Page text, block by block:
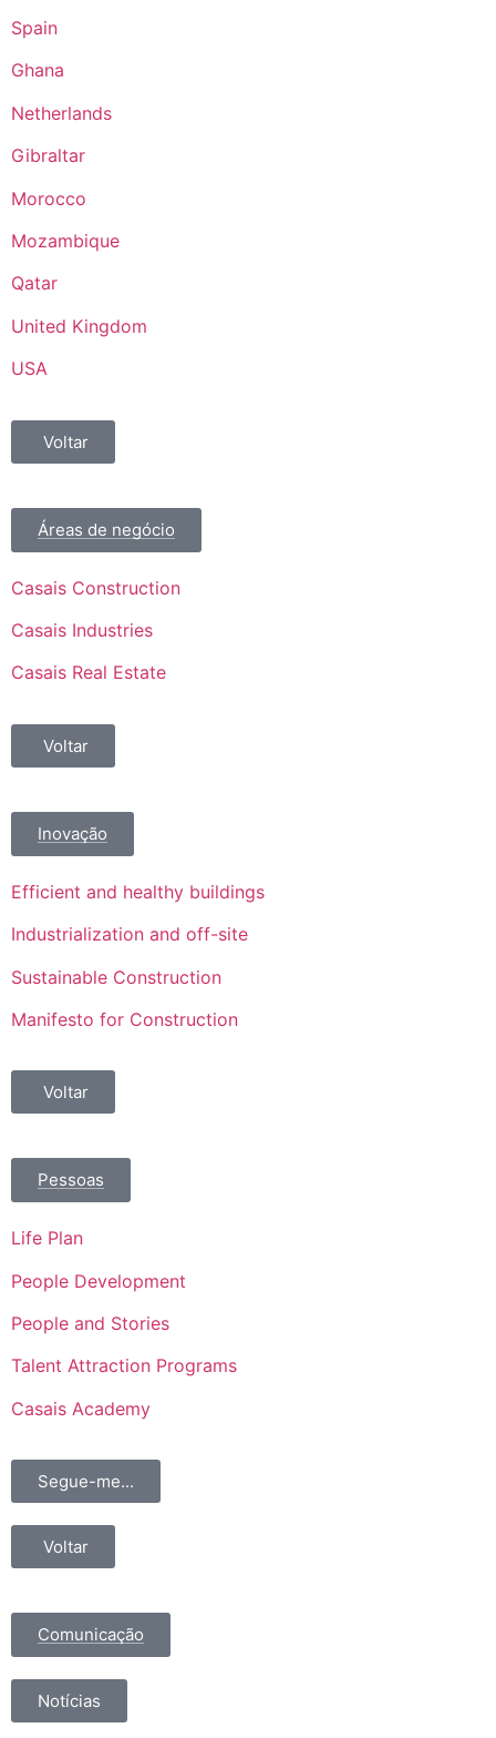
Spain
Ghana
Netherlands
Gibraltar
Morocco
Mozambique
Qatar
United Kingdom
USA
Voltar
Áreas de negócio
Casais Construction
Casais Industries
Casais Real Estate
Voltar
Inovação
Efficient and healthy buildings
Industrialization and off-site
Sustainable Construction
Manifesto for Construction
Voltar
Pessoas
Life Plan
People Development
People and Stories
Talent Attraction Programs
Casais Academy
Segue-me...
Voltar
Comunicação
Notícias